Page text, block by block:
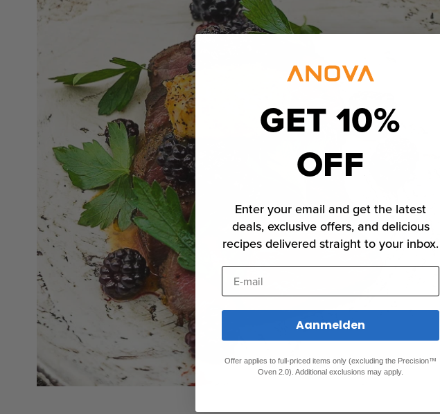
GET 10%
OFF
Enter your email and get the latest
deals, exclusive offers, and delicious
recipes delivered straight to your inbox.
E-mail
Aanmelden
Offer applies to full-priced items only (excluding the Precision™
Oven 2.0). Additional exclusions may apply.